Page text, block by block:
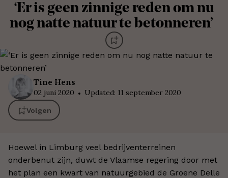
‘Er is geen zinnige reden om nu
nog natte natuur te betonneren’
Tine Hens
02 juni 2020 Updated: 11 september 2020
Volgen
Hoewel in Limburg veel bedrijventerreinen
onderbenut zijn, duwt de Vlaamse regering door met
het plan een kwart van natuurgebied de Groene Delle